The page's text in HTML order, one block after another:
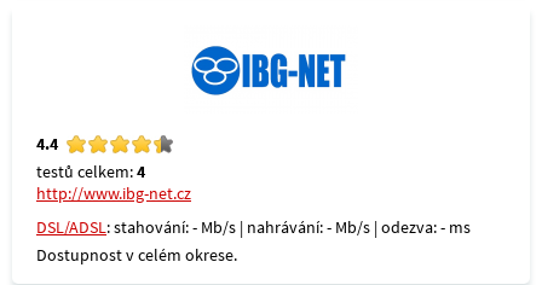
4.4
testů celkem:4
http://www.ibg-net.cz
DSL/ADSL: stahování: - Mb/s | nahrávání: - Mb/s | odezva: - ms
Dostupnost v celém okrese.